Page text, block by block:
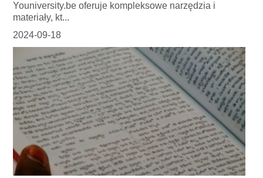
Youniversity.be oferuje kompleksowe narzędzia i
materiały, kt...
2024-09-18